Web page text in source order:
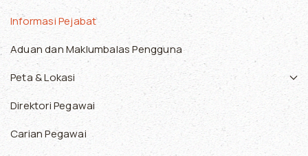
Informasi Pejabat
Aduan dan Maklumbalas Pengguna
Peta & Lokasi
Direktori Pegawai
Carian Pegawai